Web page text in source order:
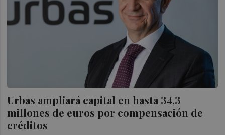
Urbas ampliará capital en hasta 34,3
millones de euros por compensación de
créditos